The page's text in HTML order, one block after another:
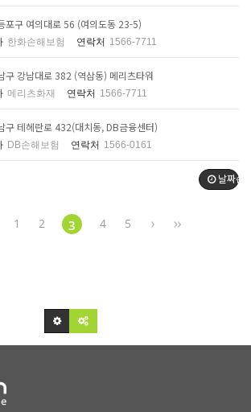
포구 여의대로 56 (여의도동 23-5)
한화손해보험 연락처 1566-7711
구 강남대로 382 (역삼동) 메리츠타워
메리츠화재 연락처 1566-7711
구 테헤란로 432(대치동, DB금융센터)
DB손해보험 연락처 1566-0161
날짜순
1 2 3 4 5